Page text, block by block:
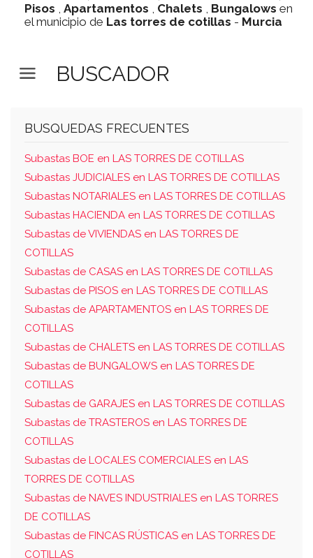
Pisos , Apartamentos , Chalets , Bungalows en
el municipio de Las torres de cotillas - Murcia
BUSCADOR
BUSQUEDAS FRECUENTES
Subastas BOE en LAS TORRES DE COTILLAS
Subastas JUDICIALES en LAS TORRES DE COTILLAS
Subastas NOTARIALES en LAS TORRES DE COTILLAS
Subastas HACIENDA en LAS TORRES DE COTILLAS
Subastas de VIVIENDAS en LAS TORRES DE
COTILLAS
Subastas de CASAS en LAS TORRES DE COTILLAS
Subastas de PISOS en LAS TORRES DE COTILLAS
Subastas de APARTAMENTOS en LAS TORRES DE
COTILLAS
Subastas de CHALETS en LAS TORRES DE COTILLAS
Subastas de BUNGALOWS en LAS TORRES DE
COTILLAS
Subastas de GARAJES en LAS TORRES DE COTILLAS
Subastas de TRASTEROS en LAS TORRES DE
COTILLAS
Subastas de LOCALES COMERCIALES en LAS
TORRES DE COTILLAS
Subastas de NAVES INDUSTRIALES en LAS TORRES
DE COTILLAS
Subastas de FINCAS RÚSTICAS en LAS TORRES DE
COTILLAS